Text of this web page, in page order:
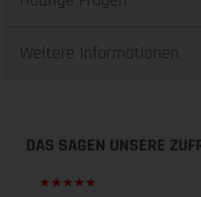
Weitere Informationen
DAS SAGEN UNSERE